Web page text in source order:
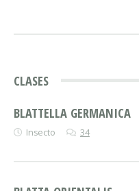
CLASES
BLATTELLA GERMANICA
Insecto 34